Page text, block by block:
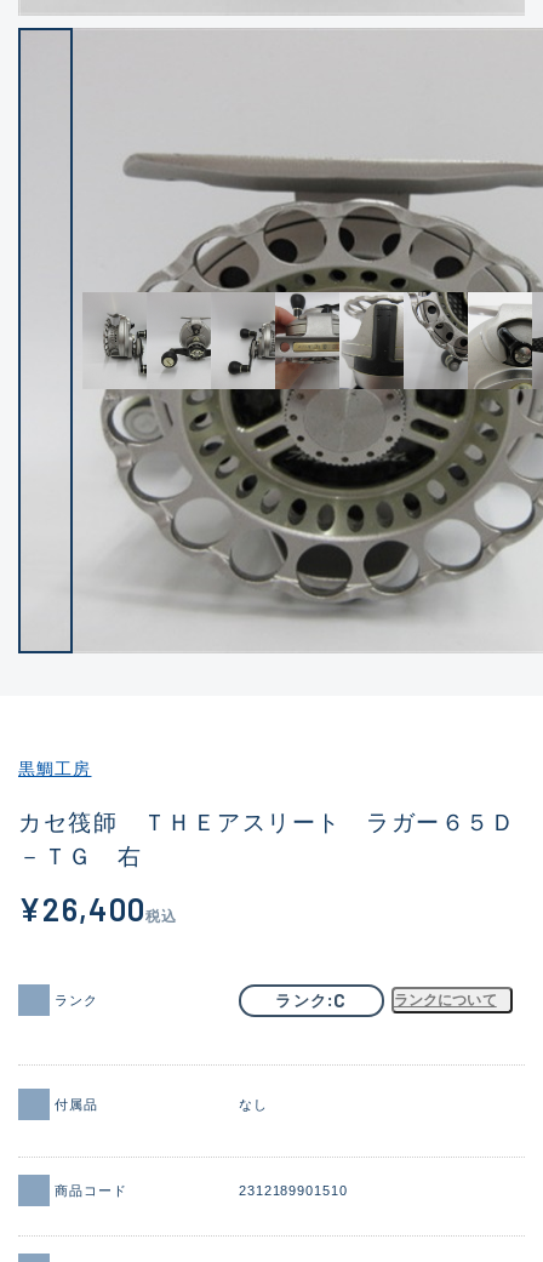
イシグロ駿東柿田川店
イシグロ富士店
イシグロ御殿場店
イシグロ伊東店
(102550)
SA(2966)
A(17343)
B+ (12325)
B(22014)
(38880)
(5168)
その他
新商品(2012)
おすすめ
値下げ品
DCチェック済 (1339)
黒鯛工房
カセ筏師 ＴＨＥアスリート ラガー６５Ｄ
－ＴＧ 右
¥26,400税込
ランク ランク C ランクについて
付属品 なし
商品コード 2312189901510